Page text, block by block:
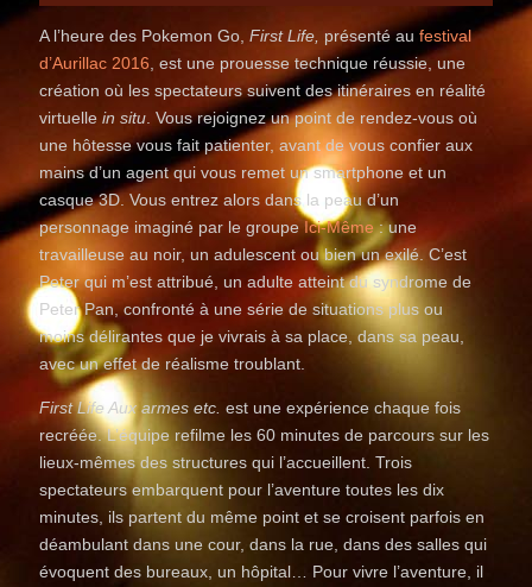
A l’heure des Pokemon Go, First Life, présenté aufestival
d’Aurillac 2016 , est une prouesse technique réussie, une
création où les spectateurs suivent des itinéraires en réalité
virtuellein situ . Vous rejoignez un point de rendez-vous où
une hôtesse vous fait patienter, avant de vous confier aux
mains d’un agent qui vous remet un smartphone et un
casque 3D. Vous entrez alors dans la peau d’un
personnage imaginé par le groupeIci-Même: une
travailleuse au noir, un adulescent ou bien un exilé. C’est
Peter qui m’est attribué, un adulte atteint du syndrome de
Peter Pan, confronté à une série de situations plus ou
moins délirantes que je vivrais à sa place, dans sa peau,
avec un effet de réalisme troublant.
First Life Aux armes etc. est une expérience chaque fois
recréée. L’équipe refilme les 60 minutes de parcours sur les
lieux-mêmes des structures qui l’accueillent. Trois
spectateurs embarquent pour l’aventure toutes les dix
minutes, ils partent du même point et se croisent parfois en
déambulant dans une cour, dans la rue, dans des salles qui
évoquent des bureaux, un hôpital… Pour vivre l’aventure, il